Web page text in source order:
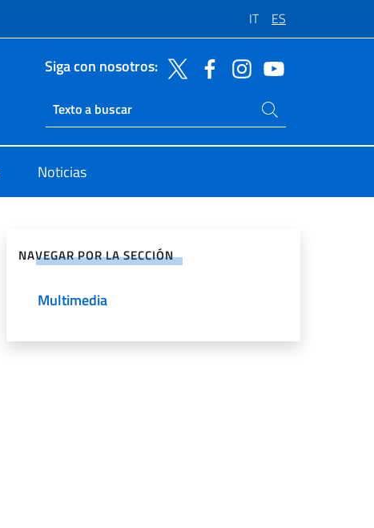
IT ES
Siga con nosotros:
Ricerca sito live
Buscar en el sitio
Noticias
NAVEGAR POR LA SECCIÓN
Multimedia